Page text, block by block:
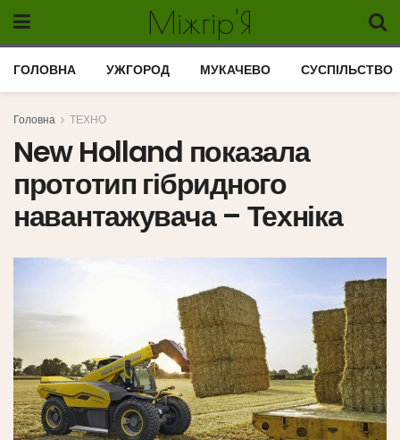
Міжгір'Я
ГОЛОВНА УЖГОРОД МУКАЧЕВО СУСПІЛЬСТВО
Головна ТЕХНО
New Holland показала
прототип гібридного
навантажувача – Техніка